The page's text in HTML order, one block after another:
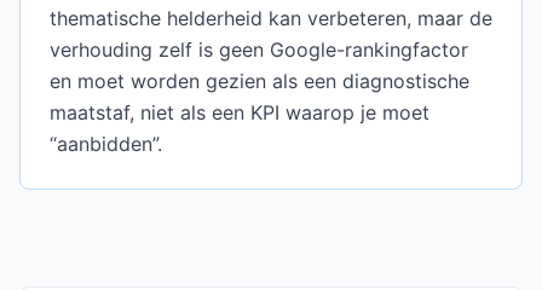
thematische helderheid kan verbeteren, maar de
verhouding zelf is geen Google-rankingfactor
en moet worden gezien als een diagnostische
maatstaf, niet als een KPI waarop je moet
“aanbidden”.